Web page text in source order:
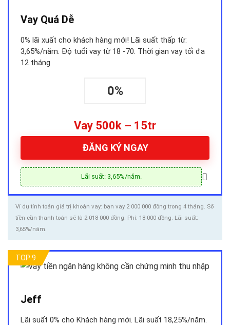
Vay Quá Dễ
0% lãi xuất cho khách hàng mới! Lãi suất thấp từ:
3,65%/năm. Độ tuổi vay từ 18 -70. Thời gian vay tối đa
12 tháng
0%
Vay 500k – 15tr
ĐĂNG KÝ NGAY
Lãi suất: 3,65%/năm.
Ví dụ tính toán giá trị khoản vay: bạn vay 2 000 000 đồng trong 4 tháng. Số
tiền cần thanh toán sẽ là 2 018 000 đồng. Phí: 18 000 đồng. Lãi suất:
3,65%/năm.
TOP 9
Jeff
Lãi suất 0% cho Khách hàng mới. Lãi suất 18,25%/năm.